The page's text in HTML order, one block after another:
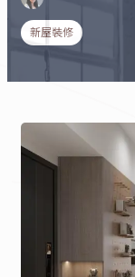
新屋裝修